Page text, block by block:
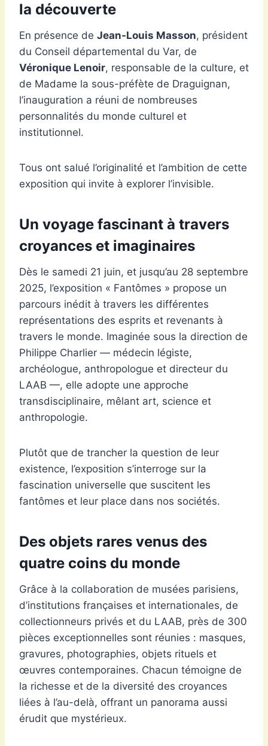
la découverte
En présence de Jean-Louis Masson, président
du Conseil départemental du Var, de
Véronique Lenoir, responsable de la culture, et
de Madame la sous-préfète de Draguignan,
l’inauguration a réuni de nombreuses
personnalités du monde culturel et
institutionnel.
Tous ont salué l’originalité et l’ambition de cette
exposition qui invite à explorer l’invisible.
Un voyage fascinant à travers
croyances et imaginaires
Dès le samedi 21 juin, et jusqu’au 28 septembre
2025, l’exposition « Fantômes » propose un
parcours inédit à travers les différentes
représentations des esprits et revenants à
travers le monde. Imaginée sous la direction de
Philippe Charlier — médecin légiste,
archéologue, anthropologue et directeur du
LAAB —, elle adopte une approche
transdisciplinaire, mêlant art, science et
anthropologie.
Plutôt que de trancher la question de leur
existence, l’exposition s’interroge sur la
fascination universelle que suscitent les
fantômes et leur place dans nos sociétés.
Des objets rares venus des
quatre coins du monde
Grâce à la collaboration de musées parisiens,
d’institutions françaises et internationales, de
collectionneurs privés et du LAAB, près de 300
pièces exceptionnelles sont réunies : masques,
gravures, photographies, objets rituels et
œuvres contemporaines. Chacun témoigne de
la richesse et de la diversité des croyances
liées à l’au-delà, offrant un panorama aussi
érudit que mystérieux.